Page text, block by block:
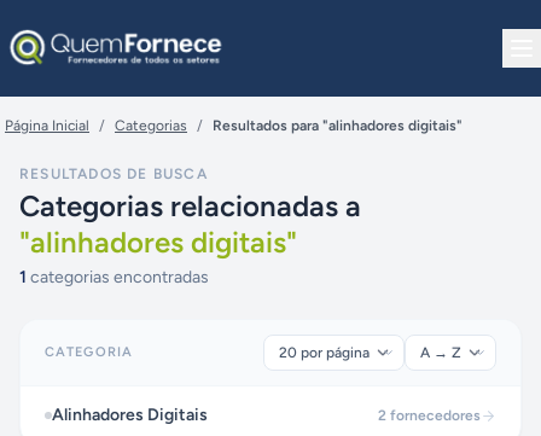
Página Inicial / Categorias / Resultados para "alinhadores digitais"
RESULTADOS DE BUSCA
Categorias relacionadas a
"alinhadores digitais"
1 categorias encontradas
CATEGORIA
Alinhadores Digitais 2 fornecedores